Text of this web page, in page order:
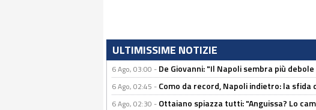
ULTIMISSIME NOTIZIE
6 Ago, 03:00 - De Giovanni: "Il Napoli sembra più
6 Ago, 02:45 - Como da record, Napoli indietro: la
6 Ago, 02:30 - Ottaiano spiazza tutti: "Anguissa? Lo